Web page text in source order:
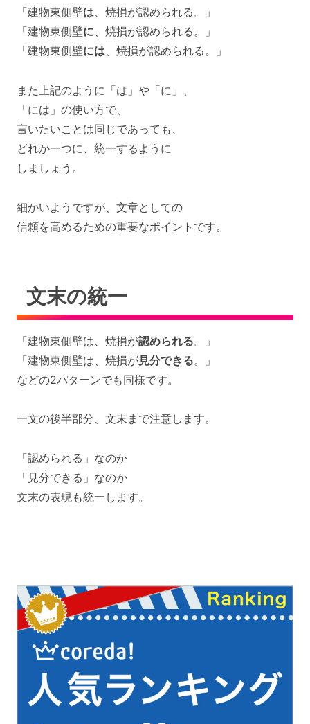
「建物東側壁は、焼損が認められる。」
「建物東側壁に、焼損が認められる。」
「建物東側壁には、焼損が認められる。」
また上記のように「は」や「に」、
「には」の使い方で、
言いたいことは同じであっても、
どれか一つに、統一するように
しましょう。
細かいようですが、文章としての
信頼を高めるための重要なポイントです。
文末の統一
「建物東側壁は、焼損が認められる。」
「建物東側壁は、焼損が見分できる。」
などの2パターンでも同様です。
一文の後半部分、文末まで注意します。
「認められる」なのか
「見分できる」なのか
文末の表現も統一します。